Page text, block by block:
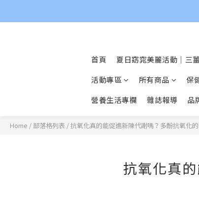
首頁 夏日窈窕美麗活動｜三
活動專區
所有商品 保
營養生活專欄
雜誌報導 品
Home / 部落格列表 /抗氧化真的能促進新陳代謝嗎？多酚抗氧化
抗氧化真